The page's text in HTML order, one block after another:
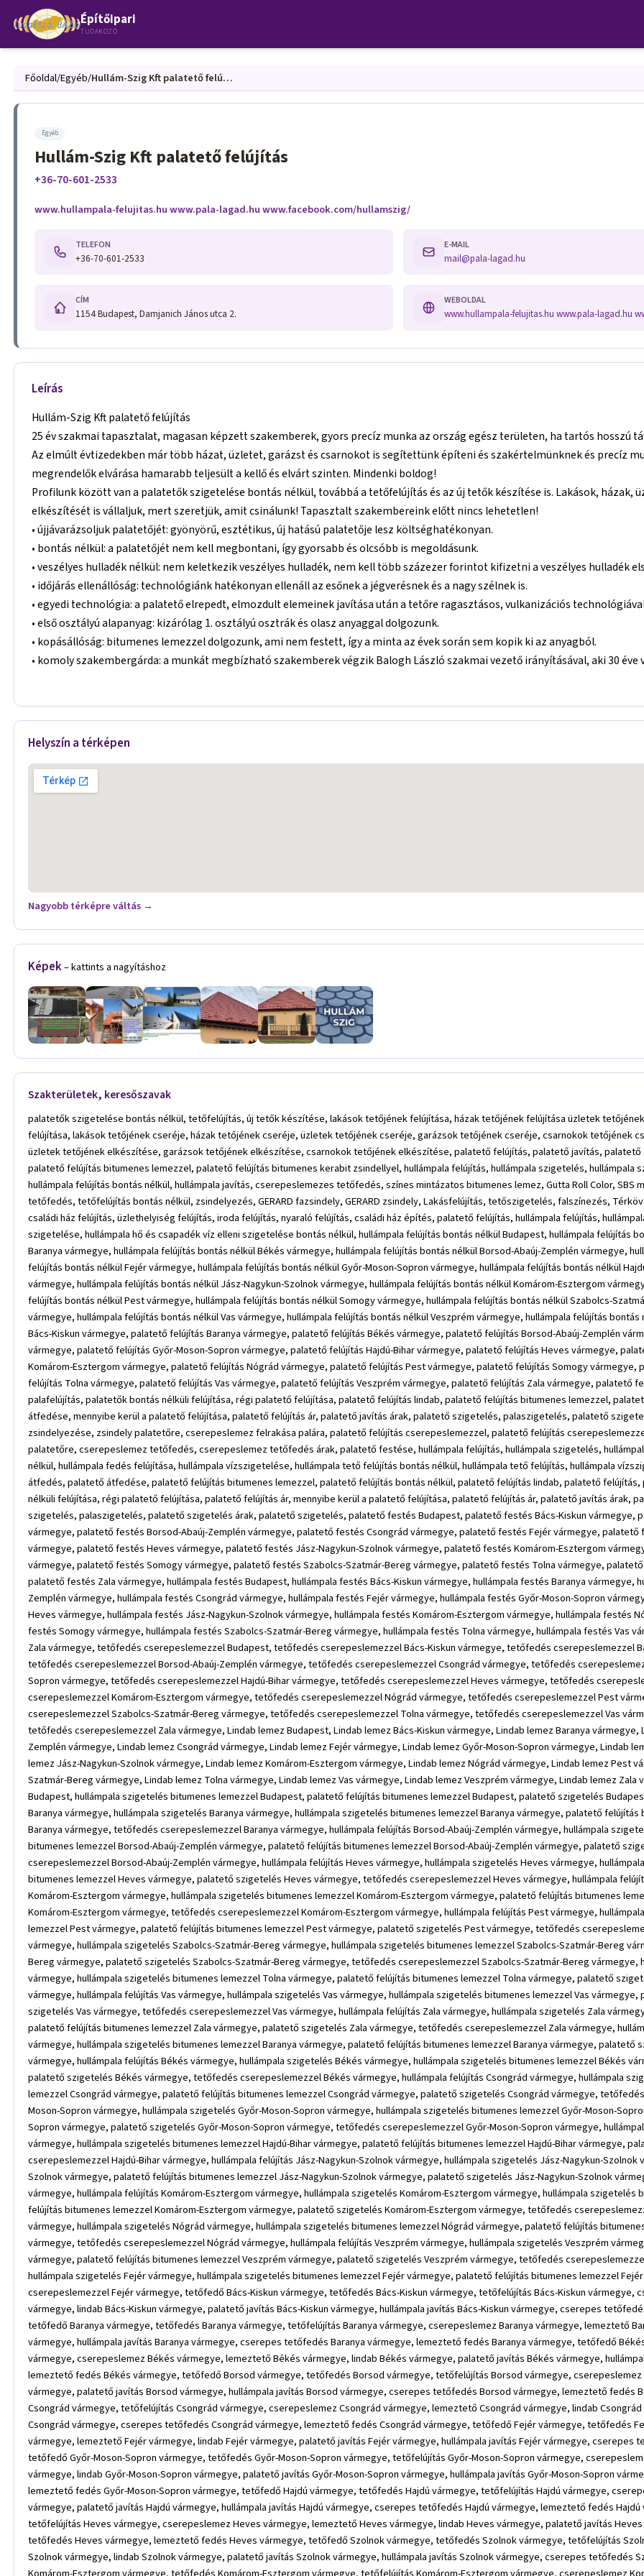
Építőipari
TUDAKOZÓ
Főoldal/Egyéb/ Hullám-Szig Kft palatető felújítás
Egyéb
Hullám-Szig Kft palatető felújítás
+36-70-601-2533
www.hullampala-felujitas.hu www.pala-lagad.hu www.facebook.com/hullamszig/
TELEFON
+36-70-601-2533
E-MAIL
mail@pala-lagad.hu
CÍM
1154 Budapest, Damjanich János utca 2.
WEBOLDAL
Leírás
Hullám-Szig Kft palatető felújítás
25 év szakmai tapasztalat, magasan képzett szakemberek, gyors precíz munka az ország egész területen, ha tartós hosszú
Az elmúlt évtizedekben már több házat, üzletet, garázst és csarnokot is segítettünk építeni és szakértelmünknek és precíz
megrendelők elvárása hamarabb teljesült a kellő és elvárt szinten. Mindenki boldog!
Profilunk között van a palatetők szigetelése bontás nélkül, továbbá a tetőfelújítás és az új tetők készítése is. Lakások,
elkészítését is vállaljuk, mert szeretjük, amit csinálunk! Tapasztalt szakembereink előtt nincs lehetetlen!
• újjávarázsoljuk palatetőjét: gyönyörű, esztétikus, új hatású palatetője lesz költséghatékonyan.
• bontás nélkül: a palatetőjét nem kell megbontani, így gyorsabb és olcsóbb is megoldásunk.
• veszélyes hulladék nélkül: nem keletkezik veszélyes hulladék, nem kell több százezer forintot kifizetni a veszélyes hulladék
• időjárás ellenállóság: technológiánk hatékonyan ellenáll az esőnek a jégverésnek és a nagy szélnek is.
• egyedi technológia: a palatető elrepedt, elmozdult elemeinek javítása után a tetőre ragasztásos, vulkanizációs
• első osztályú alapanyag: kizárólag 1. osztályú osztrák és olasz anyaggal dolgozunk.
• kopásállóság: bitumenes lemezzel dolgozunk, ami nem festett, így a minta az évek során sem kopik ki az anyagból.
• komoly szakembergárda: a munkát megbízható szakemberek végzik Balogh László szakmai vezető irányításával, aki 30 éve
Helyszín a térképen
Nagyobb térképre váltás →
Képek– kattints a nagyításhoz
Szakterületek, keresőszavak
palatetők szigetelése bontás nélkül, tetőfelújítás, új tetők készítése, lakások tetőjének felújítása, házak tetőjének felújítása üzletek tetőjének felújítása, garázsok tetőjének felújítása, csarnokok tetőjének felújítása, lakások tetőjének cseréje, házak tetőjének cseréje, üzletek tetőjének cseréje, garázsok tetőjének cseréje, csarnokok tetőjének cseréje, lakások tetőjének elkészítése, házak tetőjének elkészítése, üzletek tetőjének elkészítése, garázsok tetőjének elkészítése, csarnokok tetőjének elkészítése, palatető felújítás, palatető javítás, palatető felújítás bontás nélkül, palatető szigetelés, palatető festés, palatető felújítás bitumenes lemezzel, palatető felújítás bitumenes kerabit zsindellyel, hullámpala felújítás, hullámpala szigetelés, hullámpala szigetelés purhabbal, hullámpala tető bitumenes lemezzel, hullámpala felújítás bontás nélkül, hullámpala javítás, cserepeslemezes tetőfedés, színes mintázatos bitumenes lemez, Gutta Roll Color, SBS modifikált színes mintás tetőfelújító lemez, tető felújítás, GERARD tetőfedés, tetőfelújítás bontás nélkül, zsindelyezés, GERARD fazsindely, GERARD zsindely, Lakásfelújítás, tetőszigetelés, falszínezés, Térkövezés, vasbetonszerelés, fabeton kerítés, generálkivitelezés, családi ház felújítás, üzlethelyiség felújítás, iroda felújítás, nyaraló felújítás, családi ház építés, palatető felújítás, hullámpala felújítás, hullámpala javítás, hullámpala festés, meglévő hullámpala tető utólagos szigetelése, hullámpala hő és csapadék víz elleni szigetelése bontás nélkül, hullámpala felújítás bontás nélkül Budapest, hullámpala felújítás bontás nélkül Bács-Kiskun vármegye, hullámpala felújítás bontás nélkül Baranya vármegye, hullámpala felújítás bontás nélkül Békés vármegye, hullámpala felújítás bontás nélkül Borsod-Abaúj-Zemplén vármegye, hullámpala felújítás bontás nélkül Csongrád vármegye, hullámpala felújítás bontás nélkül Fejér vármegye, hullámpala felújítás bontás nélkül Győr-Moson-Sopron vármegye, hullámpala felújítás bontás nélkül Hajdú-Bihar vármegye, hullámpala felújítás bontás nélkül Heves vármegye, hullámpala felújítás bontás nélkül Jász-Nagykun-Szolnok vármegye, hullámpala felújítás bontás nélkül Komárom-Esztergom vármegye, hullámpala felújítás bontás nélkül Nógrád vármegye, hullámpala felújítás bontás nélkül Pest vármegye, hullámpala felújítás bontás nélkül Somogy vármegye, hullámpala felújítás bontás nélkül Szabolcs-Szatmár-Bereg vármegye, hullámpala felújítás bontás nélkül Tolna vármegye, hullámpala felújítás bontás nélkül Vas vármegye, hullámpala felújítás bontás nélkül Veszprém vármegye, hullámpala felújítás bontás nélkül Zala vármegye, palatető felújítás Budapest, palatető felújítás Bács-Kiskun vármegye, palatető felújítás Baranya vármegye, palatető felújítás Békés vármegye, palatető felújítás Borsod-Abaúj-Zemplén vármegye, palatető felújítás Csongrád vármegye, palatető felújítás Fejér vármegye, palatető felújítás Győr-Moson-Sopron vármegye, palatető felújítás Hajdú-Bihar vármegye, palatető felújítás Heves vármegye, palatető felújítás Jász-Nagykun-Szolnok vármegye, palatető felújítás Komárom-Esztergom vármegye, palatető felújítás Nógrád vármegye, palatető felújítás Pest vármegye, palatető felújítás Somogy vármegye, palatető felújítás Szabolcs-Szatmár-Bereg vármegye, palatető felújítás Tolna vármegye, palatető felújítás Vas vármegye, palatető felújítás Veszprém vármegye, palatető felújítás Zala vármegye, palatető felújítás, palatető javítás, palatető felújítás bontás nélkül, palafelújítás, palatetők bontás nélküli felújítása, régi palatető felújítása, palatető felújítás lindab, palatető felújítás bitumenes lemezzel, palatető átfedés, palajavítás, palatető javítása bontás nélkül, palatető átfedése, mennyibe kerül a palatető felújítása, palatető felújítás ár, palatető javítás árak, palatető szigetelés, palaszigetelés, palatető szigetelés árak, palatető zsindelyezés, palatető zsindelyezés ár, palatető zsindelyezése, zsindely palatetőre, cserepeslemez felrakása palára, palatető felújítás cserepeslemezzel, palatető felújítás cserepeslemezzel ár, cserepeslemez felrakása palatetőre, cserepeslemez palatetőre, cserepeslemez tetőfedés, cserepeslemez tetőfedés árak, palatető festése, hullámpala felújítás, hullámpala szigetelés, hullámpala javítás, hullámpala tető felújítás, hullámpala tető felújítás bontás nélkül, hullámpala fedés felújítása, hullámpala vízszigetelése, hullámpala tető felújítás bontás nélkül, hullámpala tető felújítás, hullámpala vízszigetelése, palatető felújítás, palafelújítás, palajavítás, palatető átfedés, palatető átfedése, palatető felújítás bitumenes lemezzel, palatető felújítás bontás nélkül, palatető felújítás lindab, palatető felújítás, palatető javítás, palatető javítása bontás nélkül, palatetők bontás nélküli felújítása, régi palatető felújítása, palatető felújítás ár, mennyibe kerül a palatető felújítása, palatető felújítás ár, palatető javítás árak, palatető festés palatető festés, palatető festése, palatető szigetelés, palaszigetelés, palatető szigetelés árak, palatető szigetelés, palatető festés Budapest, palatető festés Bács-Kiskun vármegye, palatető festés Baranya vármegye, palatető festés Békés vármegye, palatető festés Borsod-Abaúj-Zemplén vármegye, palatető festés Csongrád vármegye, palatető festés Fejér vármegye, palatető festés Győr-Moson-Sopron vármegye, palatető festés Hajdú-Bihar vármegye, palatető festés Heves vármegye, palatető festés Jász-Nagykun-Szolnok vármegye, palatető festés Komárom-Esztergom vármegye, palatető festés Nógrád vármegye, palatető festés Pest vármegye, palatető festés Somogy vármegye, palatető festés Szabolcs-Szatmár-Bereg vármegye, palatető festés Tolna vármegye, palatető festés Vas vármegye, palatető festés Veszprém vármegye, palatető festés Zala vármegye, hullámpala festés Budapest, hullámpala festés Bács-Kiskun vármegye, hullámpala festés Baranya vármegye, hullámpala festés Békés vármegye, hullámpala festés Borsod-Abaúj-Zemplén vármegye, hullámpala festés Csongrád vármegye, hullámpala festés Fejér vármegye, hullámpala festés Győr-Moson-Sopron vármegye, hullámpala festés Hajdú-Bihar vármegye, hullámpala festés Heves vármegye, hullámpala festés Jász-Nagykun-Szolnok vármegye, hullámpala festés Komárom-Esztergom vármegye, hullámpala festés Nógrád vármegye, hullámpala festés Pest vármegye, hullámpala festés Somogy vármegye, hullámpala festés Szabolcs-Szatmár-Bereg vármegye, hullámpala festés Tolna vármegye, hullámpala festés Vas vármegye, hullámpala festés Veszprém vármegye, hullámpala festés Zala vármegye, tetőfedés cserepeslemezzel Budapest, tetőfedés cserepeslemezzel Bács-Kiskun vármegye, tetőfedés cserepeslemezzel Baranya vármegye, tetőfedés cserepeslemezzel Békés vármegye, tetőfedés cserepeslemezzel Borsod-Abaúj-Zemplén vármegye, tetőfedés cserepeslemezzel Csongrád vármegye, tetőfedés cserepeslemezzel Fejér vármegye, tetőfedés cserepeslemezzel Győr-Moson-Sopron vármegye, tetőfedés cserepeslemezzel Hajdú-Bihar vármegye, tetőfedés